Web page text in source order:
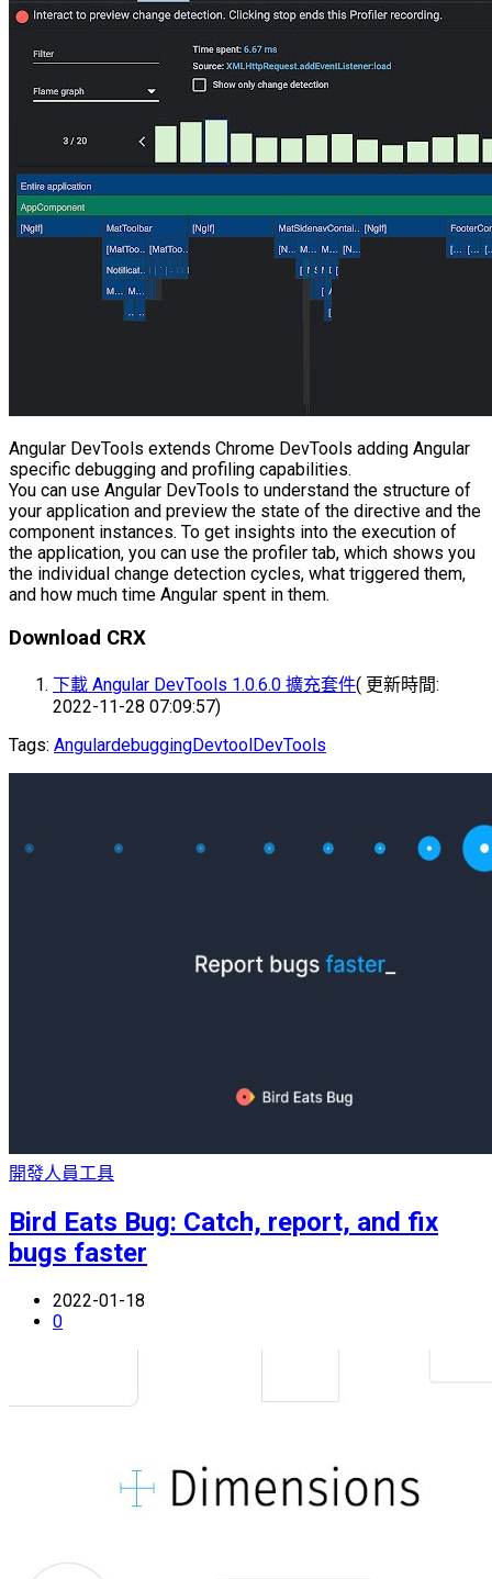
Angular DevTools extends Chrome DevTools adding Angular
specific debugging and profiling capabilities.
You can use Angular DevTools to understand the structure of
your application and preview the state of the directive and the
component instances. To get insights into the execution of
the application, you can use the profiler tab, which shows you
the individual change detection cycles, what triggered them,
and how much time Angular spent in them.
Download CRX
下載 Angular DevTools 1.0.6.0 擴充套件( 更新時間:
2022-11-28 07:09:57)
Tags: AngulardebuggingDevtool DevTools
開發人員工具
Bird Eats Bug: Catch, report, and fix
bugs faster
2022-01-18
0